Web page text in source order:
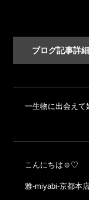
ブログ記事詳細
一生物に出会えて
こんにちは☺♡
雅-miyabi-京都本